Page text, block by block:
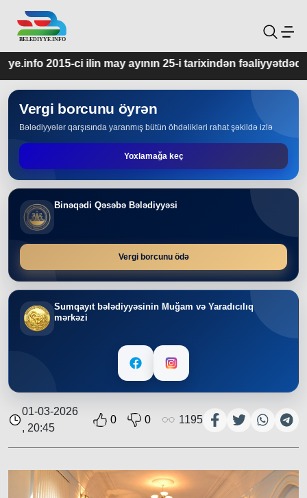
ayının 25-i tarixindən fəaliyyətdədir.
Vergi borcunu öyrən
Bələdiyyələr qarşısında yaranmış bütün öhdəlikləri rahat şəkildə izlə
Yoxlamağa keç
Binəqədi Qəsəbə Bələdiyyəsi
Vergi borcunu ödə
Sumqayıt bələdiyyəsinin Muğam və Yaradıcılıq
mərkəzi
01-03-2026
, 20:45
0 0 1195